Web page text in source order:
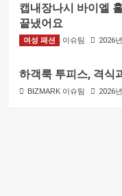
캡내장나시 바이엘
끝냈어요
BIZMARK 이슈팀 2026
여성 패션
하객룩 투피스, 격식
BIZMARK 이슈팀 2026